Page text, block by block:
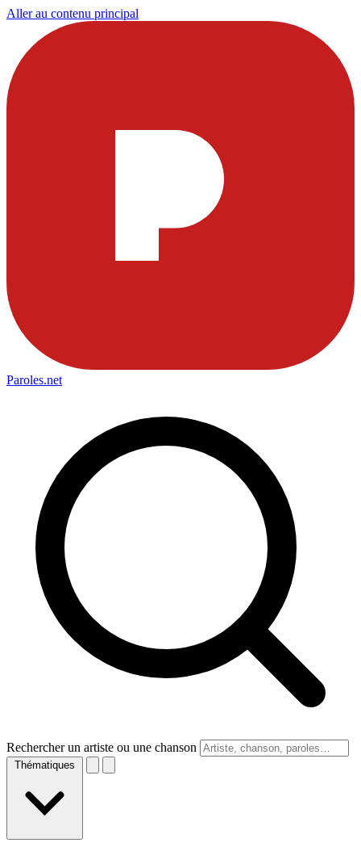
Aller au contenu principal
Paroles.net
Rechercher un artiste ou une chanson
Thématiques